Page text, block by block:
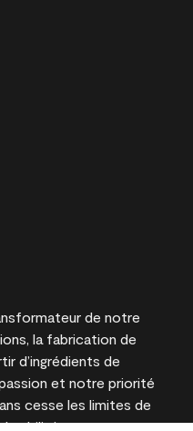
de notre
la fabrication de
d’ingrédients de
et notre priorité
cesse les limites de
pour